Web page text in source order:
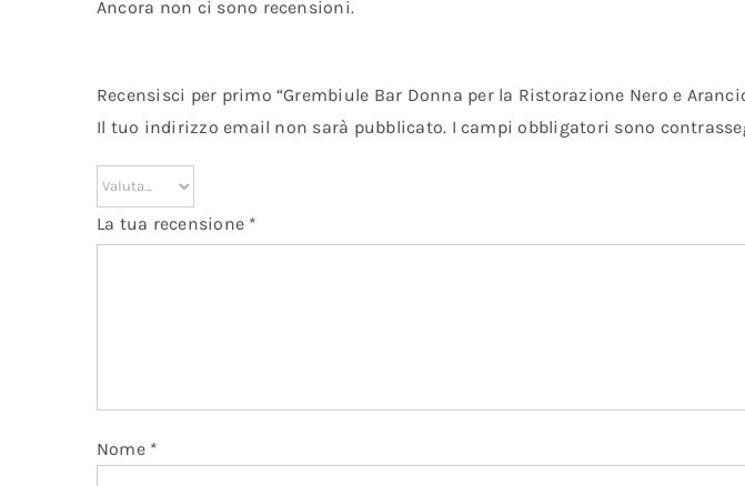
Ancora non ci sono recensioni.
Recensisci per primo “Grembiule Bar Donna per la Ristorazione Nero e
Il tuo indirizzo email non sarà pubblicato. I campi obbligatori sono
La tua recensione *
Nome *